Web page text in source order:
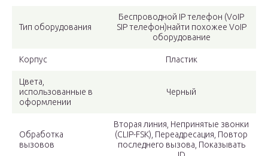
Тип оборудования
Беспроводной IP телефон (VoIP
SIP телефон)найти похожее VoIP
оборудование
Корпус Пластик
Цвета,
использованные в
оформлении
Черный
Обработка
вызовов
Вторая линия, Непринятые звонки
(CLIP-FSK), Переадресация, Повтор
последнего вызова, Показывать